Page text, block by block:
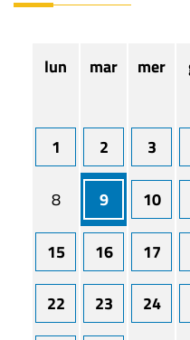
lun mar mer
1 2 3
8 9 10
15 16 17
22 23 24